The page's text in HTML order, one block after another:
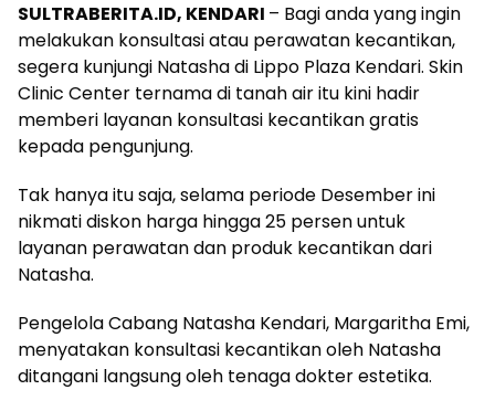
SULTRABERITA.ID, KENDARI – Bagi anda yang ingin
melakukan konsultasi atau perawatan kecantikan,
segera kunjungi Natasha di Lippo Plaza Kendari. Skin
Clinic Center ternama di tanah air itu kini hadir
memberi layanan konsultasi kecantikan gratis
kepada pengunjung.
Tak hanya itu saja, selama periode Desember ini
nikmati diskon harga hingga 25 persen untuk
layanan perawatan dan produk kecantikan dari
Natasha.
Pengelola Cabang Natasha Kendari, Margaritha Emi,
menyatakan konsultasi kecantikan oleh Natasha
ditangani langsung oleh tenaga dokter estetika.